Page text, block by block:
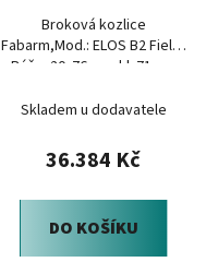
Broková kozlice
Fabarm,Mod.: ELOS B2 Field,
Ráže: 20x76mm, hl.:71cm,
Skladem u dodavatele
36.384 Kč
DO KOŠÍKU